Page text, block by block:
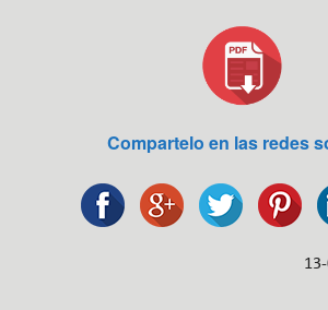
Compartelo en las redes